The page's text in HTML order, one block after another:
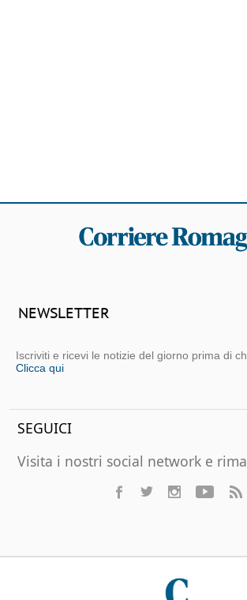
NEWSLETTER
Iscriviti e ricevi le notizie del giorno prima di
Clicca qui
SEGUICI
Visita i nostri social network e